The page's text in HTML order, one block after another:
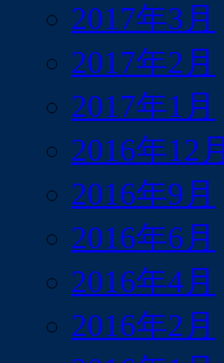
2017年3月
2017年2月
2017年1月
2016年12月
2016年9月
2016年6月
2016年4月
2016年2月